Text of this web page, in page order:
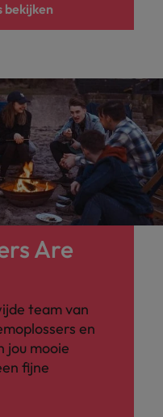
bekijken
Are
team van
en
jou mooie
fijne